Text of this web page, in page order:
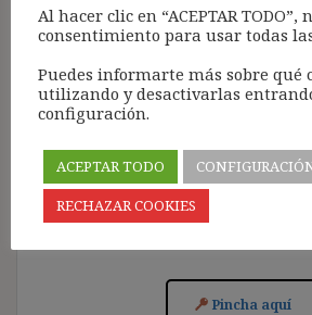
Lamento los inconvenientes que
causar.
[Con el registro aceptas la política
blog: https://ignasibeltran.com/
Pincha aquí
Al hacer clic en “ACEPTAR TODO”,
consentimiento para usar todas
Puedes informarte más sobre qué
utilizando y desactivarlas
configuración.
ACEPTAR TODO
RECHAZAR COOKIES